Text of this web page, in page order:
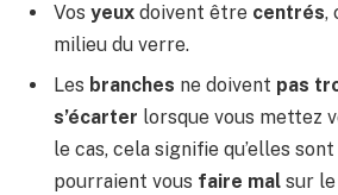
Vos yeux doivent être centrés,
milieu du verre.
Les branches ne doivent pas
s’écarter lorsque vous mettez
le cas, cela signifie qu’elles sont
pourraient vous faire mal sur